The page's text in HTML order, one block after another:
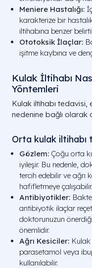
Meniere Hastalığı:
karakterize bir
iltihabına benzer
Ototoksik İlaçlar:
işitme kaybına ve
Kulak İltihabı
Yöntemleri
Kulak iltihabı tedavisi,
nedenine bağlı olarak
Orta kulak iltihabı
Gözlem: Çoğu orta
iyileşir. Bu nedenle,
tercih edebilir ve ağrı
hafifletmeye çalışabilir.
Antibiyotikler:
antibiyotik ilaçlar
doktorunuzun
önemlidir.
Ağrı Kesiciler: Kulak
parasetamol veya
kullanılabilir.